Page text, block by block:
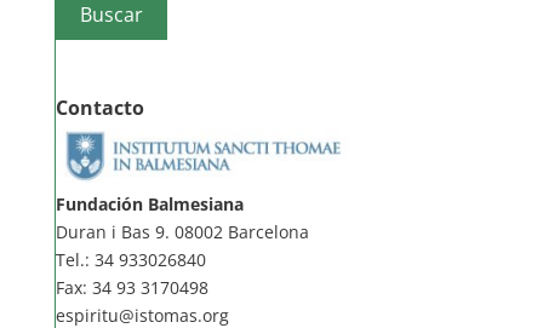
Contacto
Fundación Balmesiana
Duran i Bas 9. 08002 Barcelona
Tel.: 34 933026840
Fax: 34 93 3170498
espiritu@istomas.org